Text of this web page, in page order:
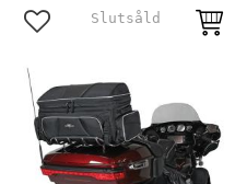
Lägg till i favoriter